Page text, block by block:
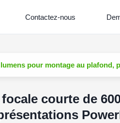
Contactez-nous
pour montage au
courte de